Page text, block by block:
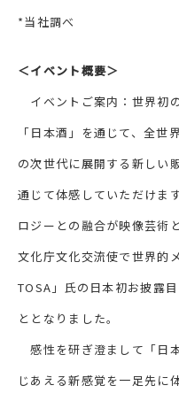
*当社調べ
＜イベント概要＞
イベントご案内：世界初
「日本酒」を通じて、全世
の次世代に展開する新しい
通じて体感していただけま
ロジーとの融合が映像芸術
文化庁文化交流使で世界的
TOSA」氏の日本初お披露
ととなりました。
感性を研ぎ澄まして「日
じあえる新感覚を一足先に